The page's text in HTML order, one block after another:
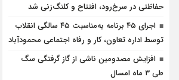
حفاظتی در سرخ‌رود، افتتاح و کلنگ‌زنی شد
اجرای ۴۵ برنامه به‌مناسبت ۴۵ سالگی انقلاب
توسط اداره تعاون، کار و رفاه اجتماعی محمودآباد
افزایش مصدومین ناشی از گاز گرفتگی سگ
طی ۳ ماه امسال